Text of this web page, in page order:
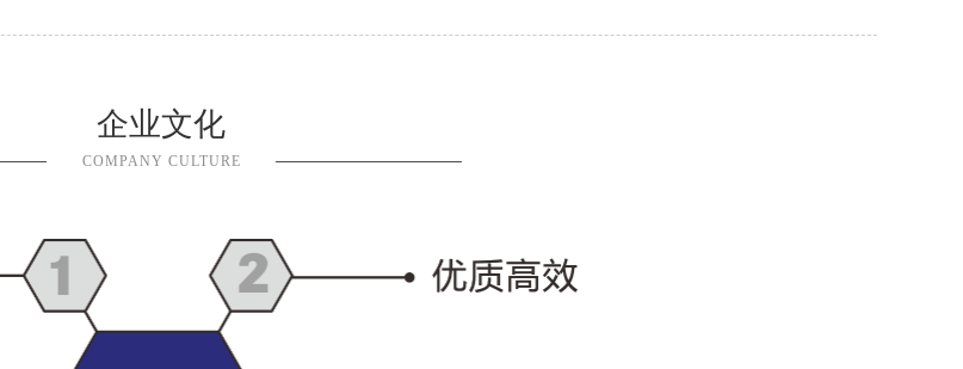
企业文化
COMPANY CULTURE